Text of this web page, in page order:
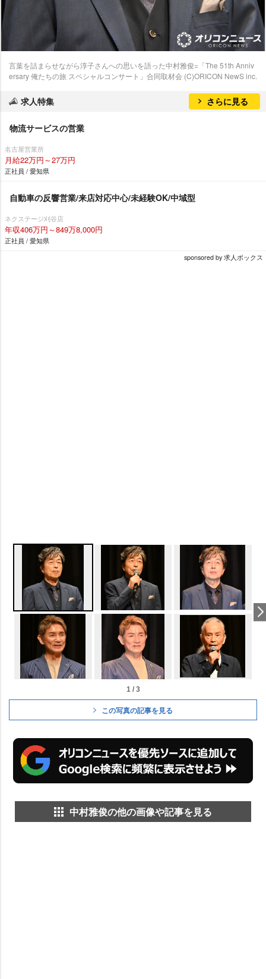
言葉を詰まらせながら淳子さんへの思いを語った中村雅俊=「The 51th Anniv
ersary 俺たちの旅 スペシャルコンサート」合同取材会 (C)ORICON NewS inc.
求人特集 さらに見る
物流サービスの営業
名古屋営業所
月給22万円～27万円
正社員 / 愛知県
自動車の反響営業/来店対応中心/未経験OK/中域型
ネクステージ刈谷店
年収406万円～849万8,000円
正社員 / 愛知県
sponsored by 求人ボックス
1 / 3
この写真の記事を見る
中村雅俊の他の画像や記事を見る